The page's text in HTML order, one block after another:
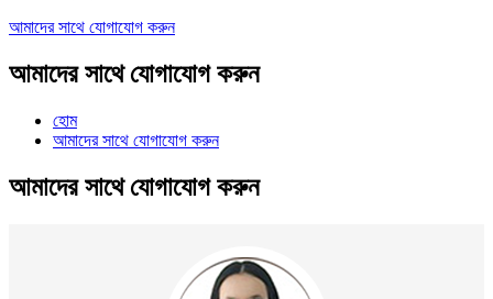
আমাদের সাথে যোগাযোগ করুন
আমাদের সাথে যোগাযোগ করুন
হোম
আমাদের সাথে যোগাযোগ করুন
আমাদের সাথে যোগাযোগ করুন